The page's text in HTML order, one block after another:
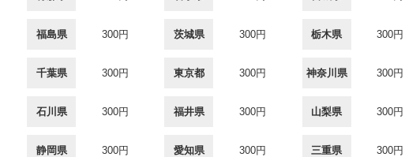
福島県 300円 茨城県 300円 栃木県 300円
千葉県 300円 東京都 300円 神奈川県 300円
石川県 300円 福井県 300円 山梨県 300円
静岡県 300円 愛知県 300円 三重県 300円